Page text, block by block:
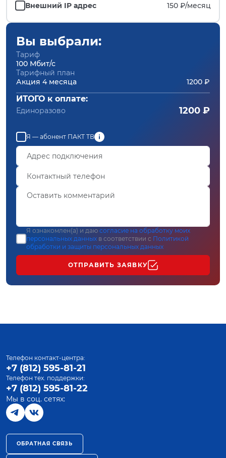
Внешний IP адрес 150 ₽/месяц
Вы выбрали:
Тариф
100 Мбит/с
Тарифный план
Акция 4 месяца
1200 ₽
ИТОГО к оплате:
Единоразово 1200 ₽
Я — абонент ПАКТ ТВ
Я ознакомлен(а) и даю согласие на обработку моих
персональных данных в соответствии с Политикой
обработки и защиты персональных данных
ОТПРАВИТЬ ЗАЯВКУ
Телефон контакт-центра:
+7 (812) 595-81-21
Телефон тех. поддержки:
+7 (812) 595-81-22
Мы в соц. сетях:
ОБРАТНАЯ СВЯЗЬ